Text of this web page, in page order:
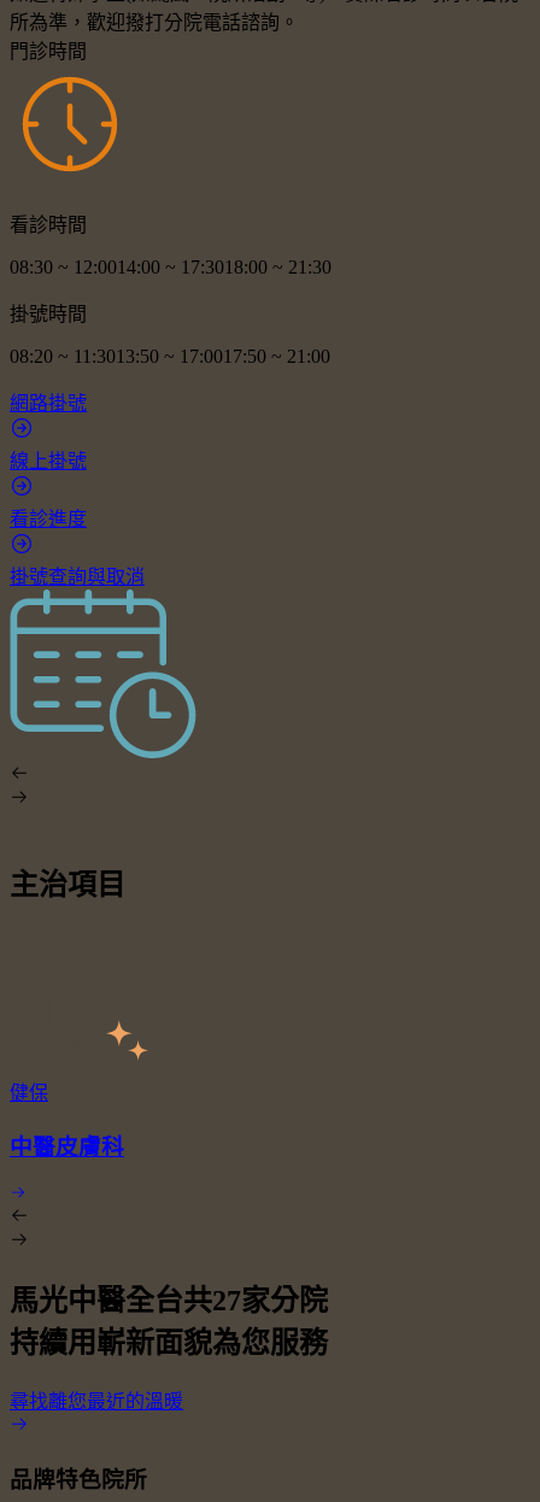
所為準，歡迎撥打分院電話諮詢。
門診時間
看診時間
08:30 ~ 12:0014:00 ~ 17:3018:00 ~ 21:30
掛號時間
08:20 ~ 11:3013:50 ~ 17:0017:50 ~ 21:00
網路掛號
線上掛號
看診進度
掛號查詢與取消
主治項目
健保
中醫皮膚科
馬光中醫全台共27家分院
持續用嶄新面貌為您服務
尋找離您最近的溫暖
品牌特色院所